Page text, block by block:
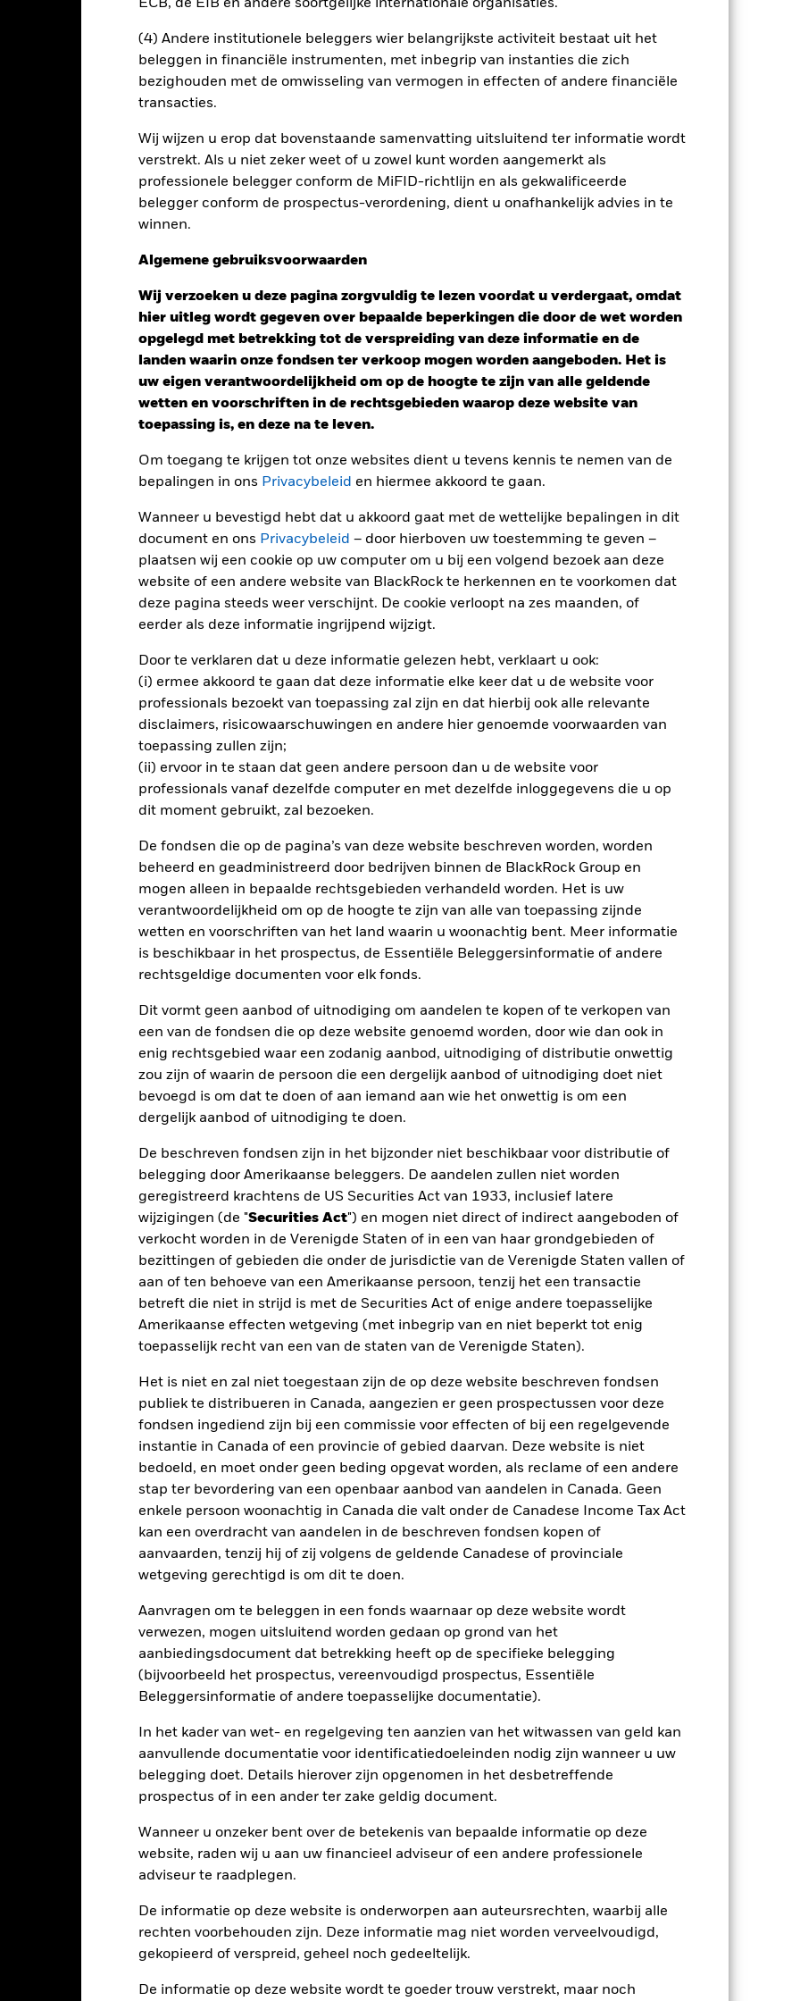
ECB, de EIB en andere soortgelijke internationale organisaties.
(4) Andere institutionele beleggers wier belangrijkste activiteit bestaat uit het
beleggen in financiële instrumenten, met inbegrip van instanties die zich
bezighouden met de omwisseling van vermogen in effecten of andere financiële
transacties.
Wij wijzen u erop dat bovenstaande samenvatting uitsluitend ter informatie wordt
verstrekt. Als u niet zeker weet of u zowel kunt worden aangemerkt als
professionele belegger conform de MiFID-richtlijn en als gekwalificeerde
belegger conform de prospectus-verordening, dient u onafhankelijk advies in te
winnen.
Algemene gebruiksvoorwaarden
Wij verzoeken u deze pagina zorgvuldig te lezen voordat u verdergaat, omdat
hier uitleg wordt gegeven over bepaalde beperkingen die door de wet worden
opgelegd met betrekking tot de verspreiding van deze informatie en de
landen waarin onze fondsen ter verkoop mogen worden aangeboden. Het is
uw eigen verantwoordelijkheid om op de hoogte te zijn van alle geldende
wetten en voorschriften in de rechtsgebieden waarop deze website van
toepassing is, en deze na te leven.
Om toegang te krijgen tot onze websites dient u tevens kennis te nemen van de
bepalingen in ons Privacybeleid en hiermee akkoord te gaan.
Wanneer u bevestigd hebt dat u akkoord gaat met de wettelijke bepalingen in dit
document en ons Privacybeleid – door hierboven uw toestemming te geven –
plaatsen wij een cookie op uw computer om u bij een volgend bezoek aan deze
website of een andere website van BlackRock te herkennen en te voorkomen dat
deze pagina steeds weer verschijnt. De cookie verloopt na zes maanden, of
eerder als deze informatie ingrijpend wijzigt.
Door te verklaren dat u deze informatie gelezen hebt, verklaart u ook:
(i) ermee akkoord te gaan dat deze informatie elke keer dat u de website voor
professionals bezoekt van toepassing zal zijn en dat hierbij ook alle relevante
disclaimers, risicowaarschuwingen en andere hier genoemde voorwaarden van
toepassing zullen zijn;
(ii) ervoor in te staan dat geen andere persoon dan u de website voor
professionals vanaf dezelfde computer en met dezelfde inloggegevens die u op
dit moment gebruikt, zal bezoeken.
De fondsen die op de pagina’s van deze website beschreven worden, worden
beheerd en geadministreerd door bedrijven binnen de BlackRock Group en
mogen alleen in bepaalde rechtsgebieden verhandeld worden. Het is uw
verantwoordelijkheid om op de hoogte te zijn van alle van toepassing zijnde
wetten en voorschriften van het land waarin u woonachtig bent. Meer informatie
is beschikbaar in het prospectus, de Essentiële Beleggersinformatie of andere
rechtsgeldige documenten voor elk fonds.
Dit vormt geen aanbod of uitnodiging om aandelen te kopen of te verkopen van
een van de fondsen die op deze website genoemd worden, door wie dan ook in
enig rechtsgebied waar een zodanig aanbod, uitnodiging of distributie onwettig
zou zijn of waarin de persoon die een dergelijk aanbod of uitnodiging doet niet
bevoegd is om dat te doen of aan iemand aan wie het onwettig is om een
dergelijk aanbod of uitnodiging te doen.
De beschreven fondsen zijn in het bijzonder niet beschikbaar voor distributie of
belegging door Amerikaanse beleggers. De aandelen zullen niet worden
geregistreerd krachtens de US Securities Act van 1933, inclusief latere
wijzigingen (de "Securities Act") en mogen niet direct of indirect aangeboden of
verkocht worden in de Verenigde Staten of in een van haar grondgebieden of
bezittingen of gebieden die onder de jurisdictie van de Verenigde Staten vallen of
aan of ten behoeve van een Amerikaanse persoon, tenzij het een transactie
betreft die niet in strijd is met de Securities Act of enige andere toepasselijke
Amerikaanse effecten wetgeving (met inbegrip van en niet beperkt tot enig
toepasselijk recht van een van de staten van de Verenigde Staten).
Het is niet en zal niet toegestaan zijn de op deze website beschreven fondsen
publiek te distribueren in Canada, aangezien er geen prospectussen voor deze
fondsen ingediend zijn bij een commissie voor effecten of bij een regelgevende
instantie in Canada of een provincie of gebied daarvan. Deze website is niet
bedoeld, en moet onder geen beding opgevat worden, als reclame of een andere
stap ter bevordering van een openbaar aanbod van aandelen in Canada. Geen
enkele persoon woonachtig in Canada die valt onder de Canadese Income Tax Act
kan een overdracht van aandelen in de beschreven fondsen kopen of
aanvaarden, tenzij hij of zij volgens de geldende Canadese of provinciale
wetgeving gerechtigd is om dit te doen.
Aanvragen om te beleggen in een fonds waarnaar op deze website wordt
verwezen, mogen uitsluitend worden gedaan op grond van het
aanbiedingsdocument dat betrekking heeft op de specifieke belegging
(bijvoorbeeld het prospectus, vereenvoudigd prospectus, Essentiële
Beleggersinformatie of andere toepasselijke documentatie).
In het kader van wet- en regelgeving ten aanzien van het witwassen van geld kan
aanvullende documentatie voor identificatiedoeleinden nodig zijn wanneer u uw
belegging doet. Details hierover zijn opgenomen in het desbetreffende
prospectus of in een ander ter zake geldig document.
Wanneer u onzeker bent over de betekenis van bepaalde informatie op deze
website, raden wij u aan uw financieel adviseur of een andere professionele
adviseur te raadplegen.
De informatie op deze website is onderworpen aan auteursrechten, waarbij alle
rechten voorbehouden zijn. Deze informatie mag niet worden verveelvoudigd,
gekopieerd of verspreid, geheel noch gedeeltelijk.
De informatie op deze website wordt te goeder trouw verstrekt, maar noch
aan BlackRock als effectenuitleenagent. Aangezien de verdeling van opbrengsten uit
van het Fonds niet verhoogt, is deze niet in de lopende kosten opgenomen.
PRIIP KID Factsheet Prospectus SFDR Web Disclosure
Kerngegevens
Risicometer
Performance
2015-08-01 00:00:00 to 2026-07-31 00:00:00.
Cumulatief
grafiek toont de prestatie van het Fonds als percentage van het verlies of de winst per jaar over de
chart has 1 X axis displaying categories.
Totaalrendement (%)
2022 2025
Tijdens deze periode behaalde het Fonds zijn rendement in omstandigheden die niet langer van toepassing zijn.
2016 2017 2018 2019 2020 2021 2022 2023 2024 2025
5,7 9,9 -4,8 21,6 0,5 12,5 -12,4 10,5 12,9 10,3
rendement is weergegeven na aftrek van de lopende kosten. Instap-/uitstapvergoedingen worden niet in
getoonde cijfers hebben betrekking op de prestaties in het verleden. In het verleden behaalde resultaten
ontwikkelen. Het kan u helpen om te beoordelen hoe het fonds in het verleden werd beheerd
prestaties worden weergegeven op basis van de netto-inventariswaarde (NIW), waarbij de bruto-inkomsten,
van toepassing, worden herbelegd. Het rendement van uw belegging kan stijgen of dalen als gevolg
valutaschommelingen als uw belegging wordt gedaan in een andere valuta dan die gebruikt in de
van de prestaties in het verleden. Bron: Blackrock
Belangrijkste Risico's
en/of in de wanbetalingsquote van emittenten hebben een aanzienlijk invloed op de prestaties van
verlagingen van de kredietrating kunnen het risiconiveau verhogen.De waarde van aandelen en
beïnvloed door dagelijkse schommelingen op de aandelenmarkten. Tot de andere factoren die van
nieuws, bedrijfsresultaten en belangrijke gebeurtenissen in de bedrijven.Het Fonds streeft ernaar
met bepaalde activiteiten die niet in overeenstemming zijn met ESG-criteria. Na een ESG-
een stuk kleiner worden en een dergelijke screening kan een negatief effect hebben op de
in vergelijking met een fonds zonder een dergelijke screening.
aan financieel verlies.Kredietrisico: de emittent van een in het Fonds aangehouden effect is mogelijk
Liquiditeitsrisico: lagere liquiditeit betekent dat er onvoldoende kopers of
beleggingen gemakkelijk aan te kopen of te verkopen.
Kerngegevens
EUR 1.138.933.521
10/apr/2015
EUR
Introductiedatum 30/sep/2015
Valuta reeks USD
Beleggingscategorie
Aankoopkosten (maximaal) 5,00%